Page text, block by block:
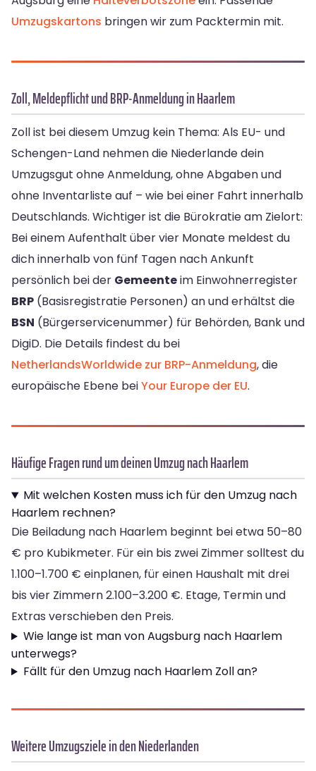
Umzugskartons bringen wir zum Packtermin mit.
Zoll, Meldepflicht und BRP-Anmeldung in Haarlem
Zoll ist bei diesem Umzug kein Thema: Als EU- und
Schengen-Land nehmen die Niederlande dein
Umzugsgut ohne Anmeldung, ohne Abgaben und
ohne Inventarliste auf – wie bei einer Fahrt innerhalb
Deutschlands. Wichtiger ist die Bürokratie am Zielort:
Bei einem Aufenthalt über vier Monate meldest du
dich innerhalb von fünf Tagen nach Ankunft
persönlich bei der Gemeenteim Einwohnerregister
BRP (Basisregistratie Personen) an und erhältst die
BSN (Bürgerservicenummer) für Behörden, Bank und
DigiD. Die Details findest du bei
NetherlandsWorldwide zur BRP-Anmeldung, die
europäische Ebene beiYour Europe der EU.
Häufige Fragen rund um deinen Umzug nach Haarlem
Mit welchen Kosten muss ich für den Umzug nach
Haarlem rechnen?
Die Beiladung nach Haarlem beginnt bei etwa 50–80
€ pro Kubikmeter. Für ein bis zwei Zimmer solltest du
1.100–1.700 € einplanen, für einen Haushalt mit drei
bis vier Zimmern 2.100–3.200 €. Etage, Termin und
Extras verschieben den Preis.
Wie lange ist man von Augsburg nach Haarlem
unterwegs?
Fällt für den Umzug nach Haarlem Zoll an?
Weitere Umzugsziele in den Niederlanden